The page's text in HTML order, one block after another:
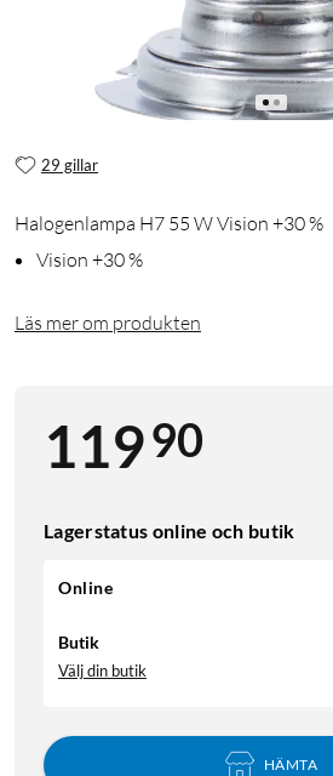
29 gillar
Halogenlampa H7 55 W Vision +30 %
Vision +30 %
Läs mer om produkten
11990
Lagerstatus online och butik
Online
Butik
Välj din butik
HÄMTA